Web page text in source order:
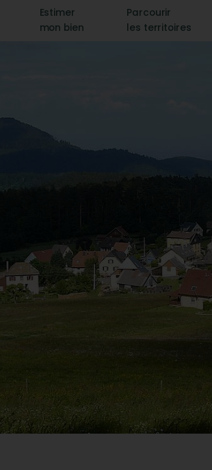
Estimer
mon bien
Parcourir
les territoires